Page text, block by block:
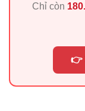
Chỉ còn
👉